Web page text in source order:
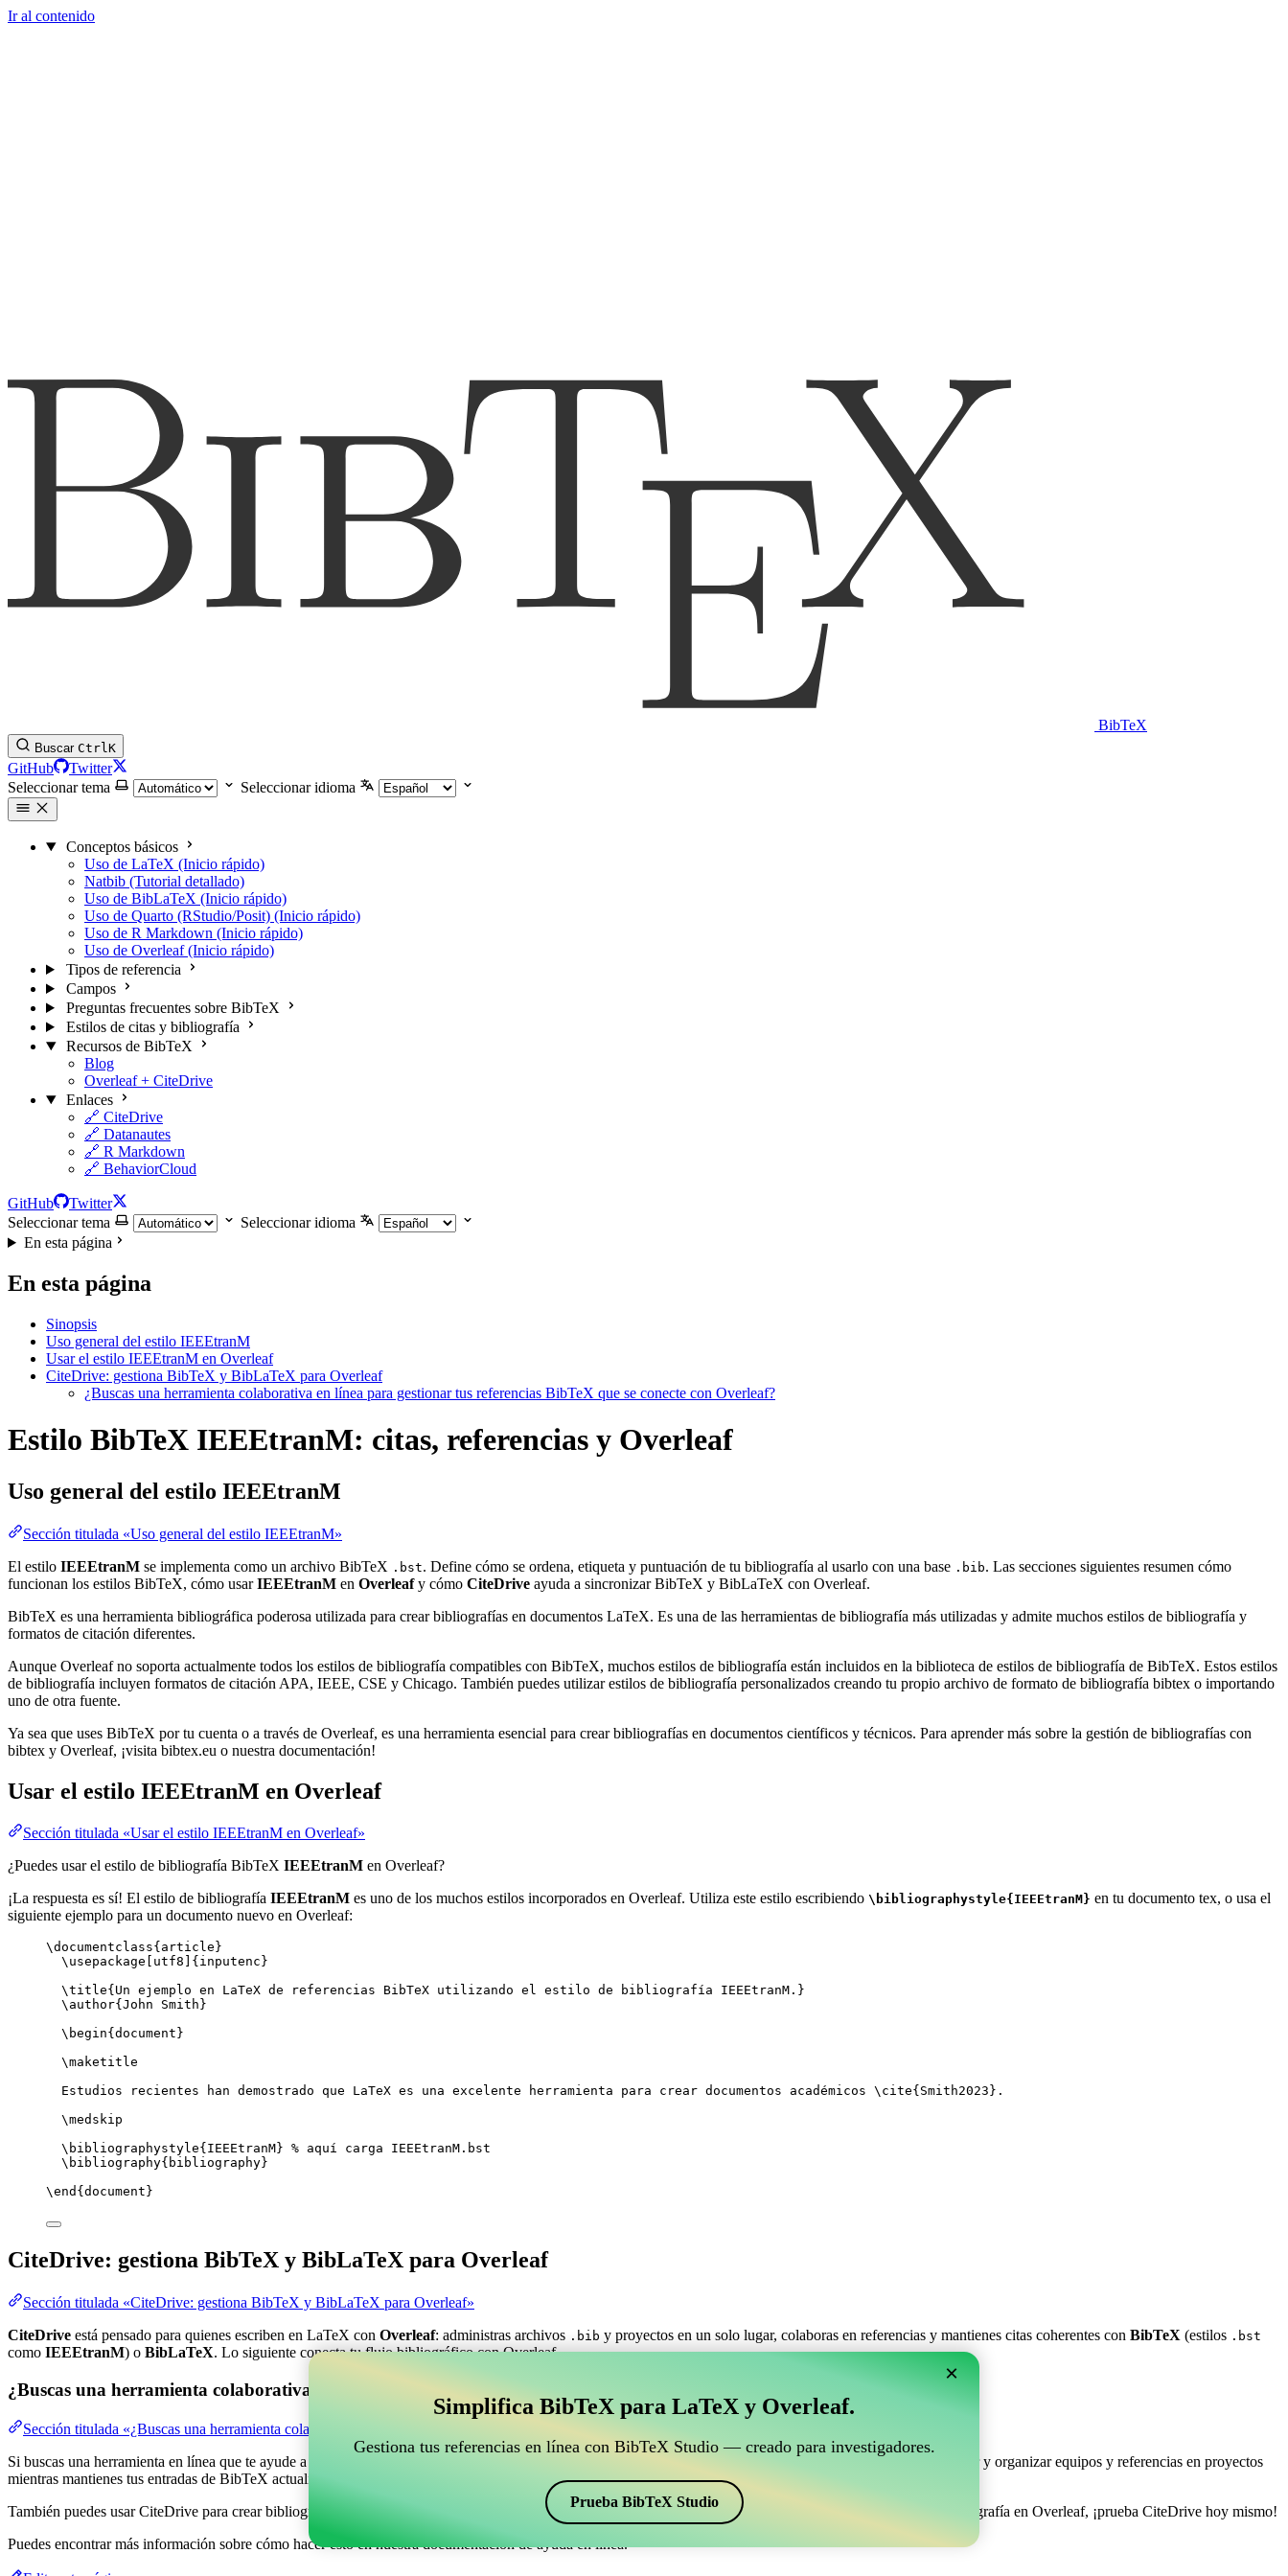
Ir al contenido
BibTeX
Buscar CtrlK
GitHub
Twitter
Seleccionar tema
Seleccionar idioma
Conceptos básicos
Uso de LaTeX (Inicio rápido)
Natbib (Tutorial detallado)
Uso de BibLaTeX (Inicio rápido)
Uso de Quarto (RStudio/Posit) (Inicio rápido)
Uso de R Markdown (Inicio rápido)
Uso de Overleaf (Inicio rápido)
Tipos de referencia
Campos
Preguntas frecuentes sobre BibTeX
Estilos de citas y bibliografía
Recursos de BibTeX
Blog
Overleaf + CiteDrive
Enlaces
🔗 CiteDrive
🔗 Datanautes
🔗 R Markdown
🔗 BehaviorCloud
GitHub
Twitter
Seleccionar tema
Seleccionar idioma
En esta página
En esta página
Sinopsis
Uso general del estilo IEEEtranM
Usar el estilo IEEEtranM en Overleaf
CiteDrive: gestiona BibTeX y BibLaTeX para Overleaf
¿Buscas una herramienta colaborativa en línea para gestionar tus referencias BibTeX que se conecte con Overleaf?
Estilo BibTeX IEEEtranM: citas, referencias y Overleaf
Uso general del estilo IEEEtranM
Sección titulada «Uso general del estilo IEEEtranM»
El estilo IEEEtranM se implementa como un archivo BibTeX .bst. Define cómo se ordena, etiqueta y puntuación de tu bibliografía al usarlo con una base .bib. Las secciones siguientes resumen cómo
funcionan los estilos BibTeX, cómo usarIEEEtranM en Overleafy cómo CiteDrive ayuda a sincronizar BibTeX y BibLaTeX con Overleaf.
BibTeX es una herramienta bibliográfica poderosa utilizada para crear bibliografías en documentos LaTeX. Es una de las herramientas de bibliografía más utilizadas y admite muchos estilos de bibliografía y
formatos de citación diferentes.
Aunque Overleaf no soporta actualmente todos los estilos de bibliografía compatibles con BibTeX, muchos estilos de bibliografía están incluidos en la biblioteca de estilos de bibliografía de BibTeX. Estos estilos
de bibliografía incluyen formatos de citación APA, IEEE, CSE y Chicago. También puedes utilizar estilos de bibliografía personalizados creando tu propio archivo de formato de bibliografía bibtex o importando
uno de otra fuente.
Ya sea que uses BibTeX por tu cuenta o a través de Overleaf, es una herramienta esencial para crear bibliografías en documentos científicos y técnicos. Para aprender más sobre la gestión de bibliografías con
bibtex y Overleaf, ¡visita bibtex.eu o nuestra documentación!
Usar el estilo IEEEtranM en Overleaf
Sección titulada «Usar el estilo IEEEtranM en Overleaf»
¿Puedes usar el estilo de bibliografía BibTeX IEEEtranM en Overleaf?
¡La respuesta es sí! El estilo de bibliografía IEEEtranM es uno de los muchos estilos incorporados en Overleaf. Utiliza este estilo escribiendo \bibliographystyle{IEEEtranM} en tu documento tex, o usa el
siguiente ejemplo para un documento nuevo en Overleaf:
\documentclass{ article }
\usepackage
utf8 ]{ inputenc }
\title{Un ejemplo en LaTeX de referencias BibTeX utilizando el estilo de bibliografía IEEEtranM.}
\author{John Smith}
\begin{ document }
\maketitle
Estudios recientes han demostrado que LaTeX es una excelente herramienta para crear documentos académicos \cite{ Smith2023 }.
\medskip
\bibliographystyle{IEEEtranM} % aquí carga IEEEtranM.bst
\bibliography{bibliography}
\end { document }
CiteDrive: gestiona BibTeX y BibLaTeX para Overleaf
Sección titulada «CiteDrive: gestiona BibTeX y BibLaTeX para Overleaf»
CiteDrive está pensado para quienes escriben en LaTeX con Overleaf: administras archivos .bib y proyectos en un solo lugar, colaboras en referencias y mantienes citas coherentes con BibTeX (estilos .bst
como IEEEtranM) o BibLaTeX. Lo siguiente conecta tu flujo bibliográfico con Overleaf.
¿Buscas una herramienta colaborativa en línea para gestionar tus referencias BibTeX que se conecte con Overleaf?
Sección titulada «¿Buscas una herramienta colaborativa en línea para gestionar tus referencias BibTeX que se conecte con Overleaf?»
Si buscas una herramienta en línea que te ayude a gestionar tus referencias, citas y bibliografía en Overleaf, ¡CiteDrive puede ser perfecta! Te permite coleccionar y organizar equipos y referencias en proyectos
mientras mantienes tus entradas de BibTeX actualizadas en tu proyecto de Overleaf.
También puedes usar CiteDrive para crear bibliografías y citas en varios estilos, incluyendo IEEEtranM. Así que si buscas una manera fácil de gestionar tu bibliografía en Overleaf, ¡prueba CiteDrive hoy mismo!
Puedes encontrar más información sobre cómo hacer esto en nuestra documentación de ayuda en línea.
×
Simplifica BibTeX para LaTeX y Overleaf.
Gestiona tus referencias en línea con BibTeX Studio — creado para investigadores.
Prueba BibTeX Studio